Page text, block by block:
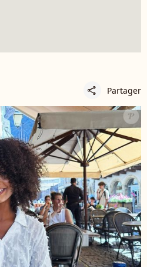
share Partager